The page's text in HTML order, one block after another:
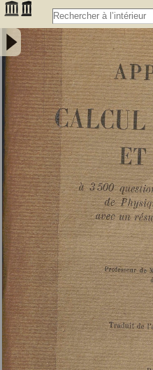
Applications du calcul
géométrie, de mécanique, de
un résumé des principales
Auteur